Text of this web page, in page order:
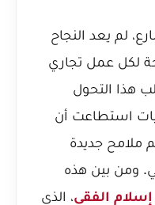
لم يعد النجاح
لكل عمل تجاري
هذا التحول
استطاعت أن
ملامح جديدة
ومن بين هذه
إسلام الفقي، الذي